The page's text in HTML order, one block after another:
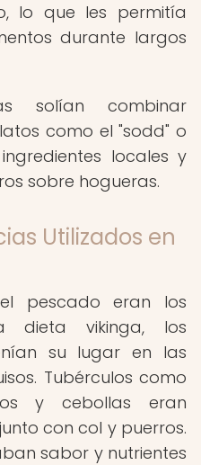
lo que les permitía
durante largos
solían combinar
como el "sodd" o
locales y
sobre hogueras.
Utilizados en
pescado eran los
dieta vikinga, los
su lugar en las
Tubérculos como
y cebollas eran
con col y puerros.
sabor y nutrientes